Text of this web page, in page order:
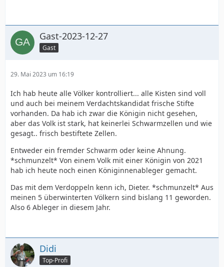
Gast-2023-12-27
Gast
29. Mai 2023 um 16:19
Ich hab heute alle Völker kontrolliert... alle Kisten sind voll
und auch bei meinem Verdachtskandidat frische Stifte
vorhanden. Da hab ich zwar die Königin nicht gesehen,
aber das Volk ist stark, hat keinerlei Schwarmzellen und wie
gesagt.. frisch bestiftete Zellen.
Entweder ein fremder Schwarm oder keine Ahnung.
*schmunzelt* Von einem Volk mit einer Königin von 2021
hab ich heute noch einen Königinnenableger gemacht.
Das mit dem Verdoppeln kenn ich, Dieter. *schmunzelt* Aus
meinen 5 überwinterten Völkern sind bislang 11 geworden.
Also 6 Ableger in diesem Jahr.
Didi
Top-Profi